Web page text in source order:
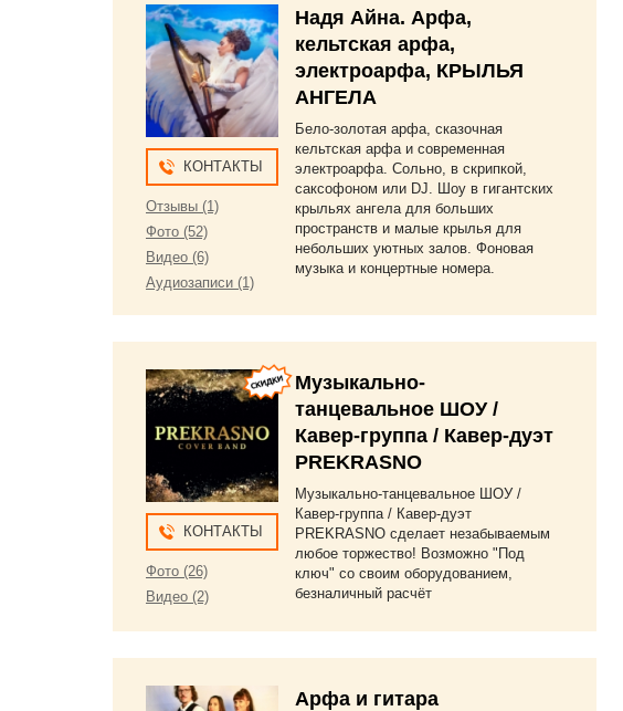
КОНТАКТЫ
Отзывы (1)
Фото (52)
Видео (6)
Аудиозаписи (1)
Надя Айна. Арфа,
кельтская арфа,
электроарфа, КРЫЛЬЯ
АНГЕЛА
Бело-золотая арфа, сказочная
кельтская арфа и современная
электроарфа. Сольно, в скрипкой,
саксофоном или DJ. Шоу в гигантских
крыльях ангела для больших
пространств и малые крылья для
небольших уютных залов. Фоновая
музыка и концертные номера.
КОНТАКТЫ
Фото (26)
Видео (2)
Музыкально-
танцевальное ШОУ /
Кавер-группа / Кавер-дуэт
PREKRASNO
Музыкально-танцевальное ШОУ /
Кавер-группа / Кавер-дуэт
PREKRASNO сделает незабываемым
любое торжество! Возможно "Под
ключ" со своим оборудованием,
безналичный расчёт
Арфа и гитара